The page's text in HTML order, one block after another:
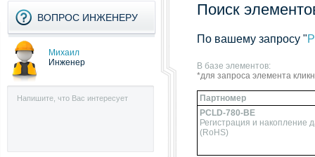
ВОПРОС ИНЖЕНЕРУ
Михаил
Инженер
Поиск
По вашему запросу "
В базе элементов:
*для запроса элемента
Партномер
PCLD-780-BE
Регистрация и накопление
(RoHS)